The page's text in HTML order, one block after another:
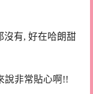
沒有, 好在哈朗甜
說非常貼心啊!!